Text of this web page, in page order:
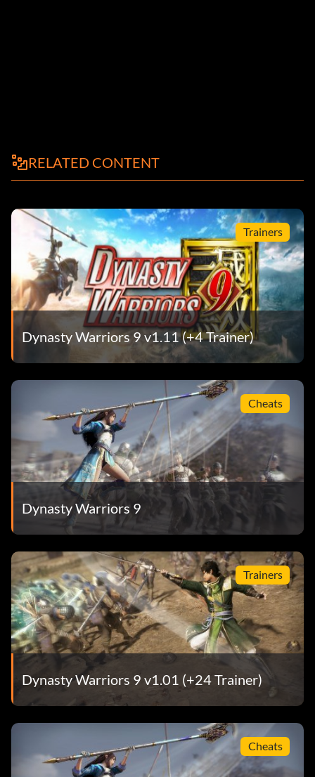
RELATED CONTENT
Trainers
Dynasty Warriors 9 v1.11 (+4 Trainer)
Cheats
Dynasty Warriors 9
Trainers
Dynasty Warriors 9 v1.01 (+24 Trainer)
Cheats